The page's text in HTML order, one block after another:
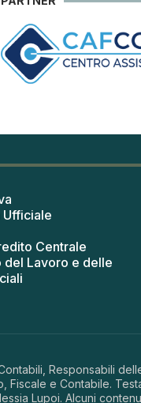
Ufficiale
Centrale
del Lavoro e delle
Responsabili
Fiscale e Contabile.
Lupoi. Alcuni